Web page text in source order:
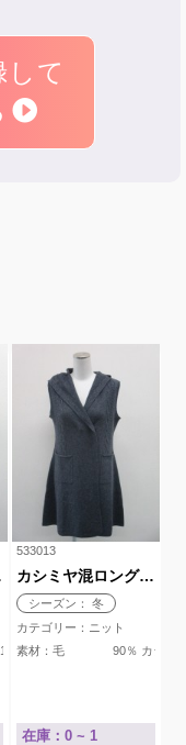
して
ペチコート ポリエステル
％ 生地部分 綿 100％
533013
カシミヤ混ロングベスト
シーズン： 冬
カテゴリー：ニット
素材：毛 90％ カシミ
在庫：0 ~ 1